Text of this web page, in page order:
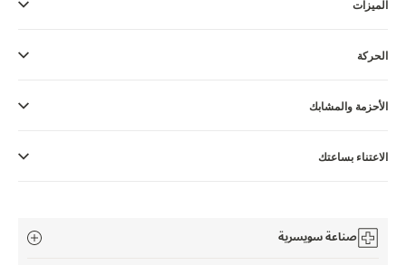
الميزات
الحركة
الأحزمة والمشابك
الاعتناء بساعتك
صناعة سويسرية